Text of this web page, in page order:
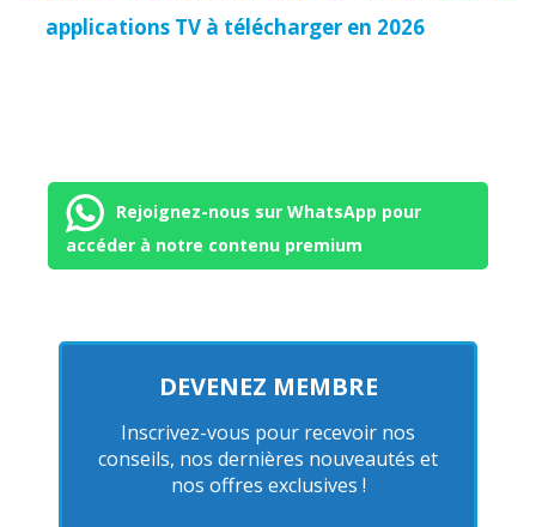
applications TV à télécharger en 2026
Rejoignez-nous sur WhatsApp pour
accéder à notre contenu premium
DEVENEZ MEMBRE
Inscrivez-vous pour recevoir nos
conseils, nos dernières nouveautés et
nos offres exclusives !